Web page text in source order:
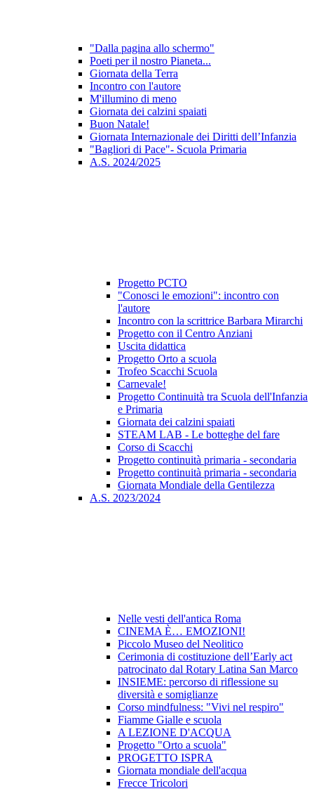
"Dalla pagina allo schermo"
Poeti per il nostro Pianeta...
Giornata della Terra
Incontro con l'autore
M'illumino di meno
Giornata dei calzini spaiati
Buon Natale!
Giornata Internazionale dei Diritti dell’Infanzia
"Bagliori di Pace"- Scuola Primaria
A.S. 2024/2025
Progetto PCTO
"Conosci le emozioni": incontro con
l'autore
Incontro con la scrittrice Barbara Mirarchi
Progetto con il Centro Anziani
Uscita didattica
Progetto Orto a scuola
Trofeo Scacchi Scuola
Carnevale!
Progetto Continuità tra Scuola dell'Infanzia
e Primaria
Giornata dei calzini spaiati
STEAM LAB - Le botteghe del fare
Corso di Scacchi
Progetto continuità primaria - secondaria
Progetto continuità primaria - secondaria
Giornata Mondiale della Gentilezza
A.S. 2023/2024
Nelle vesti dell'antica Roma
CINEMA È… EMOZIONI!
Piccolo Museo del Neolitico
Cerimonia di costituzione dell’Early act
patrocinato dal Rotary Latina San Marco
INSIEME: percorso di riflessione su
diversità e somiglianze
Corso mindfulness: "Vivi nel respiro"
Fiamme Gialle e scuola
A LEZIONE D'ACQUA
Progetto "Orto a scuola"
PROGETTO ISPRA
Giornata mondiale dell'acqua
Frecce Tricolori